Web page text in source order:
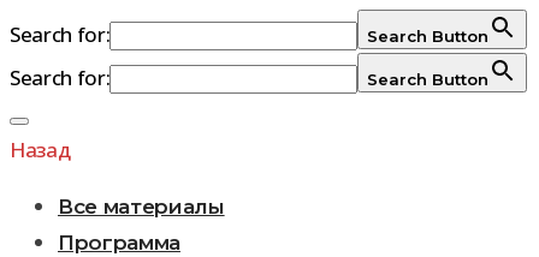
Search for: Search Button
Search for: Search Button
Перейти
к
Назад
Все материалы
Программа